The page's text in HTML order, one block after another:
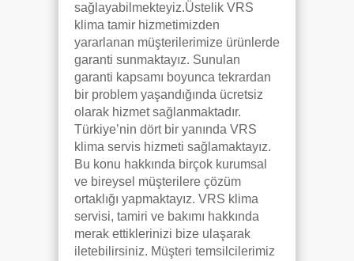
sağlayabilmekteyiz.Üstelik VRS
klima tamir hizmetimizden
yararlanan müşterilerimize ürünlerde
garanti sunmaktayız. Sunulan
garanti kapsamı boyunca tekrardan
bir problem yaşandığında ücretsiz
olarak hizmet sağlanmaktadır.
Türkiye’nin dört bir yanında VRS
klima servis hizmeti sağlamaktayız.
Bu konu hakkında birçok kurumsal
ve bireysel müşterilere çözüm
ortaklığı yapmaktayız. VRS klima
servisi, tamiri ve bakımı hakkında
merak ettiklerinizi bize ulaşarak
iletebilirsiniz. Müşteri temsilcilerimiz